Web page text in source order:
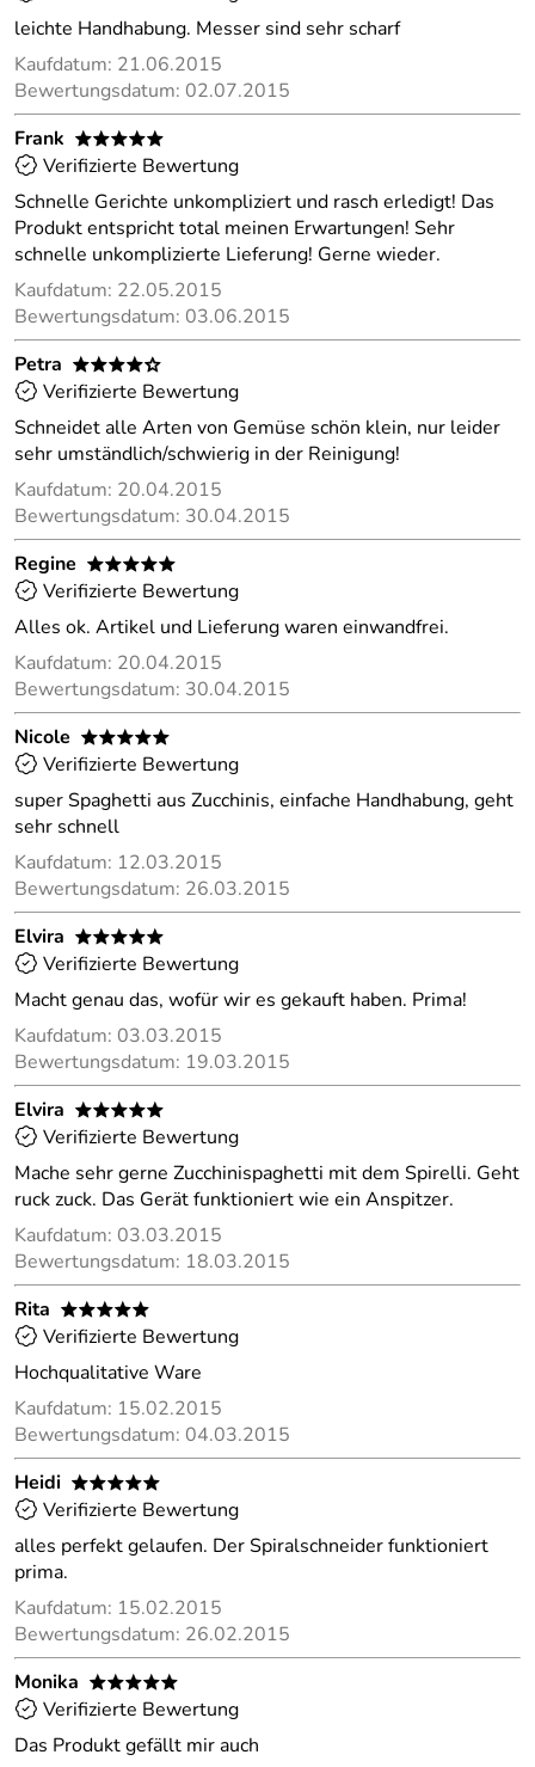
leichte Handhabung. Messer sind sehr scharf
Kaufdatum: 21.06.2015
Bewertungsdatum: 02.07.2015
Frank
*****
Verifizierte Bewertung
Schnelle Gerichte unkompliziert und rasch erledigt! Das
Produkt entspricht total meinen Erwartungen! Sehr
schnelle unkomplizierte Lieferung! Gerne wieder.
Kaufdatum: 22.05.2015
Bewertungsdatum: 03.06.2015
Petra
****o
Verifizierte Bewertung
Schneidet alle Arten von Gemüse schön klein, nur leider
sehr umständlich/schwierig in der Reinigung!
Kaufdatum: 20.04.2015
Bewertungsdatum: 30.04.2015
Regine
*****
Verifizierte Bewertung
Alles ok. Artikel und Lieferung waren einwandfrei.
Kaufdatum: 20.04.2015
Bewertungsdatum: 30.04.2015
Nicole
*****
Verifizierte Bewertung
super Spaghetti aus Zucchinis, einfache Handhabung, geht
sehr schnell
Kaufdatum: 12.03.2015
Bewertungsdatum: 26.03.2015
Elvira
*****
Verifizierte Bewertung
Macht genau das, wofür wir es gekauft haben. Prima!
Kaufdatum: 03.03.2015
Bewertungsdatum: 19.03.2015
Elvira
*****
Verifizierte Bewertung
Mache sehr gerne Zucchinispaghetti mit dem Spirelli. Geht
ruck zuck. Das Gerät funktioniert wie ein Anspitzer.
Kaufdatum: 03.03.2015
Bewertungsdatum: 18.03.2015
Rita
*****
Verifizierte Bewertung
Hochqualitative Ware
Kaufdatum: 15.02.2015
Bewertungsdatum: 04.03.2015
Heidi
*****
Verifizierte Bewertung
alles perfekt gelaufen. Der Spiralschneider funktioniert
prima.
Kaufdatum: 15.02.2015
Bewertungsdatum: 26.02.2015
Monika
*****
Verifizierte Bewertung
Das Produkt gefällt mir auch